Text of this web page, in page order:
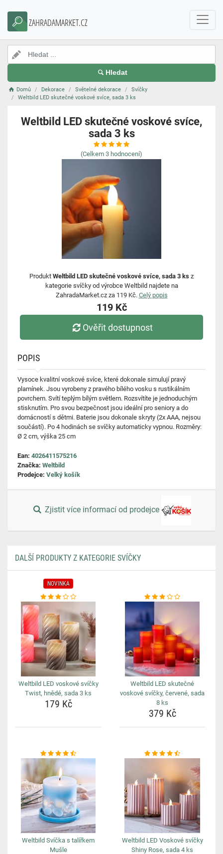
ZAHRADAMARKET.CZ
Hledat
Domů Dekorace Světelné dekorace
Svíčky
Weltbild LED skutečné voskové svíce, sada 3 ks
Weltbild LED skutečné voskové svíce,
sada 3 ks
(Celkem 3 hodnocení)
Produkt Weltbild LED skutečné voskové svíce, sada 3 ks z
kategorie svíčky od výrobce Weltbild najdete na
ZahradaMarket.cz za 119 Kč. Celý popis
119 Kč
Ověřit dostupnost
POPIS
Vysoce kvalitní voskové svíce, které dokonale simulují pravý
plamínek. Jsou vyrobeny z pravého bílého vosku s rustikálním
povrchem. Svítí teplým bílým světlem. Rozsvítíte je jednoduchým
stisknutím. Pro svou bezpečnost jsou ideální pro seniory a do
domácností s dětmi. Baterie jsou dokonale skryty (2x AAA, nejsou
součástí). Po 4 hodinách se svíčky automaticky vypnou. Rozměry:
Ø 2 cm, výška 25 cm
Ean: 4026411575216
Značka: Weltbild
Prodejce: Velký košík
Zjistit více informací od prodejce
DALŠÍ PRODUKTY Z KATEGORIE SVÍČKY
NOVINKA
Weltbild LED voskové svíčky
Twist, hnědé, sada 3 ks
179 Kč
Weltbild LED skutečné
voskové svíčky, červené, sada
8 ks
379 Kč
Weltbild Svíčka s talířkem
Mušle
Weltbild LED Voskové svíčky
Shiny Rose, sada 4 ks